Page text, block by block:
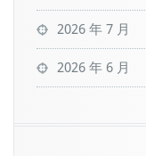
2026 年 7 月
2026 年 6 月